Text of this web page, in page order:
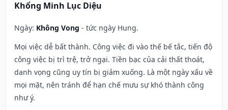
Khổng Minh Lục Diệu
Ngày: Không Vong - tức ngày Hung.
Mọi việc dễ bất thành. Công việc đi vào thế bế tắc, tiến độ
công việc bị trì trệ, trở ngại. Tiền bạc của cải thất thoát,
danh vọng cũng uy tín bị giảm xuống. Là một ngày xấu về
mọi mặt, nên tránh để hạn chế mưu sự khó thành công
như ý.